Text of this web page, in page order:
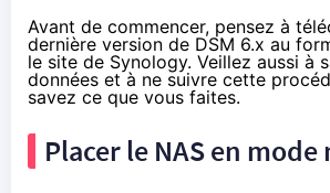
Avant de commencer, pensez à
dernière version de DSM 6.x au
le site de Synology. Veillez aussi à
données et à ne suivre cette
savez ce que vous faites.
Placer le NAS en